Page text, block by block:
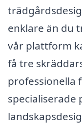
enklare än du
vår plattform
få tre
professionella
specialiserade